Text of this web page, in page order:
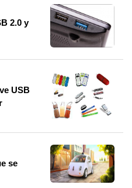
2.0 y
USB
se